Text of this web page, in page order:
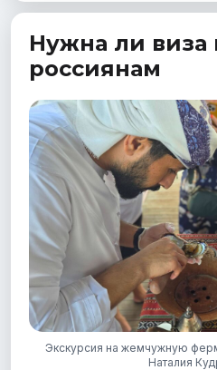
Нужна ли виза
россиянам
Экскурсия на жемчужную
Наталия